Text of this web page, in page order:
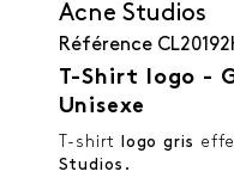
Acne Studios
Référence
T-Shirt logo -
Unisexe
T-shirt logo gris
Studios.